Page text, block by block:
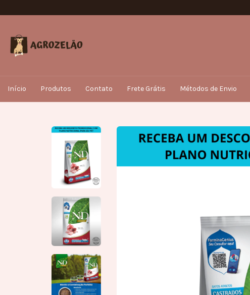
Início Produtos Contato Frete Grátis Métodos de Envio